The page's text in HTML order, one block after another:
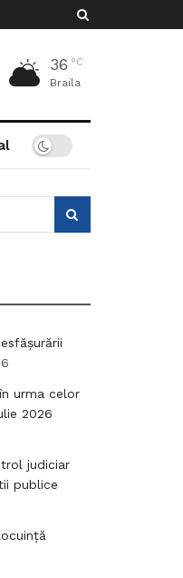
36 °C
Braila
urma celor
2026
judiciar
publice